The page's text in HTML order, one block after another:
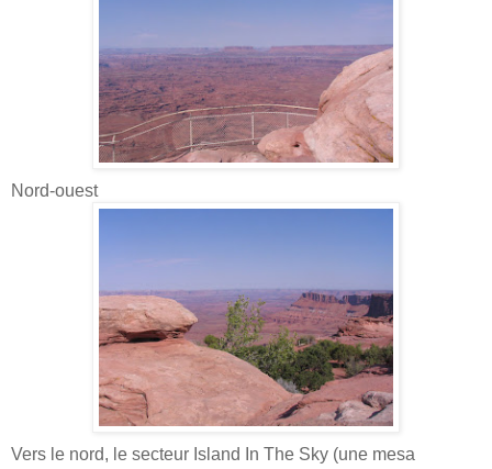
Nord-ouest
Vers le nord, le secteur Island In The Sky (une mesa